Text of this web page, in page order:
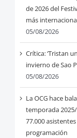
de 2026 del
más
05/08/2026
Crítica: ‘Tristan
invierno de Sao
05/08/2026
La OCG hace
temporada
77.000 asistentes
programación